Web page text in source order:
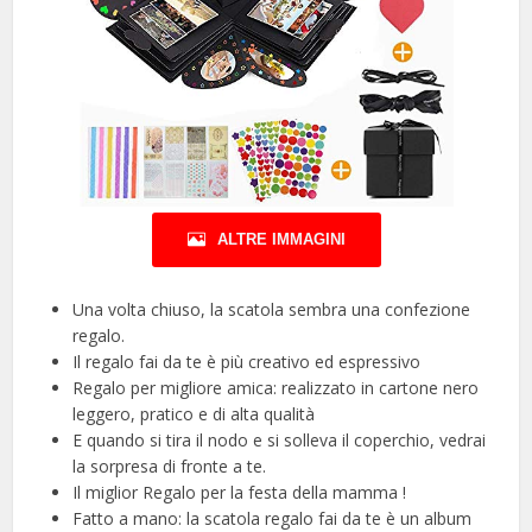
ALTRE IMMAGINI
Una volta chiuso, la scatola sembra una confezione
regalo.
Il regalo fai da te è più creativo ed espressivo
Regalo per migliore amica: realizzato in cartone nero
leggero, pratico e di alta qualità
E quando si tira il nodo e si solleva il coperchio, vedrai
la sorpresa di fronte a te.
Il miglior Regalo per la festa della mamma !
Fatto a mano: la scatola regalo fai da te è un album